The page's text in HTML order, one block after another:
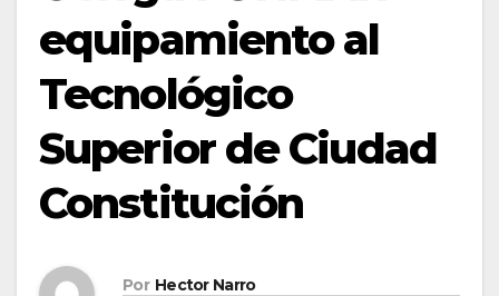
equipamiento al
Tecnológico
Superior de Ciudad
Constitución
Por Hector Narro